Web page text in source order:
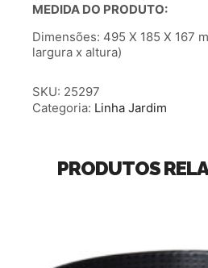
MEDIDA DO PRODUTO:
Dimensões: 495 X 185 X 167
largura x altura)
SKU: 25297
Categoria: Linha Jardim
PRODUTOS